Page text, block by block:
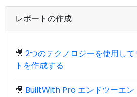
レポートの作成
🎥 2つのテクノロジーを使用し
トを作成する
🎥 BuiltWith Pro エンドツーエン